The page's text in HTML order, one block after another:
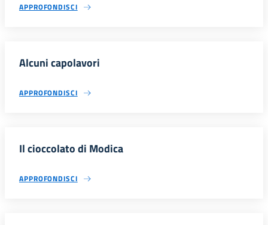
APPROFONDISCI
Alcuni capolavori
APPROFONDISCI
Il cioccolato di Modica
APPROFONDISCI